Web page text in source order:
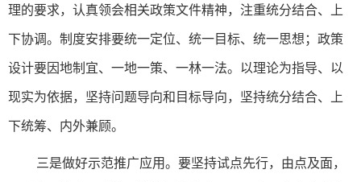
理的要求，认真领会相关政策文件精神，注重统分结合、上
下协调。制度安排要统一定位、统一目标、统一思想；政策
设计要因地制宜、一地一策、一林一法。以理论为指导、以
现实为依据，坚持问题导向和目标导向，坚持统分结合、上
下统筹、内外兼顾。
三是做好示范推广应用。要坚持试点先行，由点及面，